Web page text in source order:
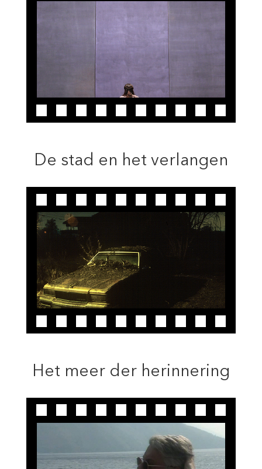
De stad en het verlangen
Het meer der herinnering